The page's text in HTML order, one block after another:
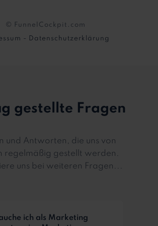
© FunnelCockpit.com
- Datenschutzerklärung
gestellte Fragen
und Antworten, die uns von
regelmäßig gestellt werden.
uns bei weiteren Fragen...
ich als Marketing